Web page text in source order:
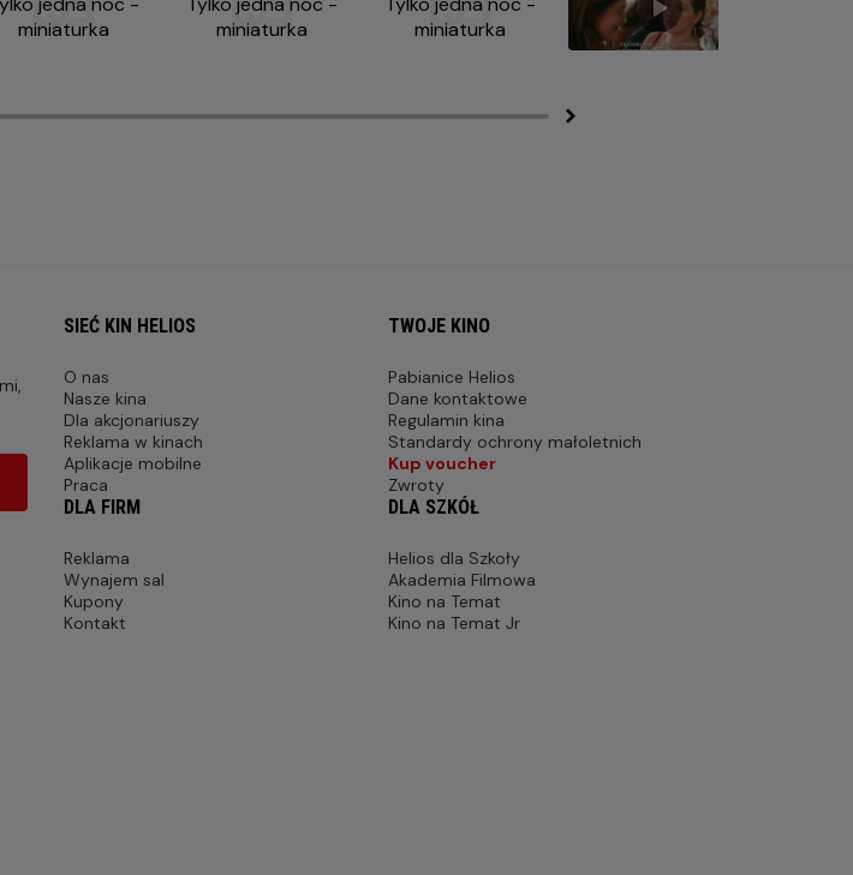
SIEĆ KIN HELIOS
O nas
Nasze kina
Dla akcjonariuszy
Reklama w kinach
Aplikacje mobilne
Praca
TWOJE KINO
Pabianice Helios
Dane kontaktowe
Regulamin kina
Standardy ochrony małoletnich
Kup voucher
Zwroty
DLA FIRM
Reklama
Wynajem sal
Kupony
Kontakt
DLA SZKÓŁ
Helios dla Szkoły
Akademia Filmowa
Kino na Temat
Kino na Temat Jr